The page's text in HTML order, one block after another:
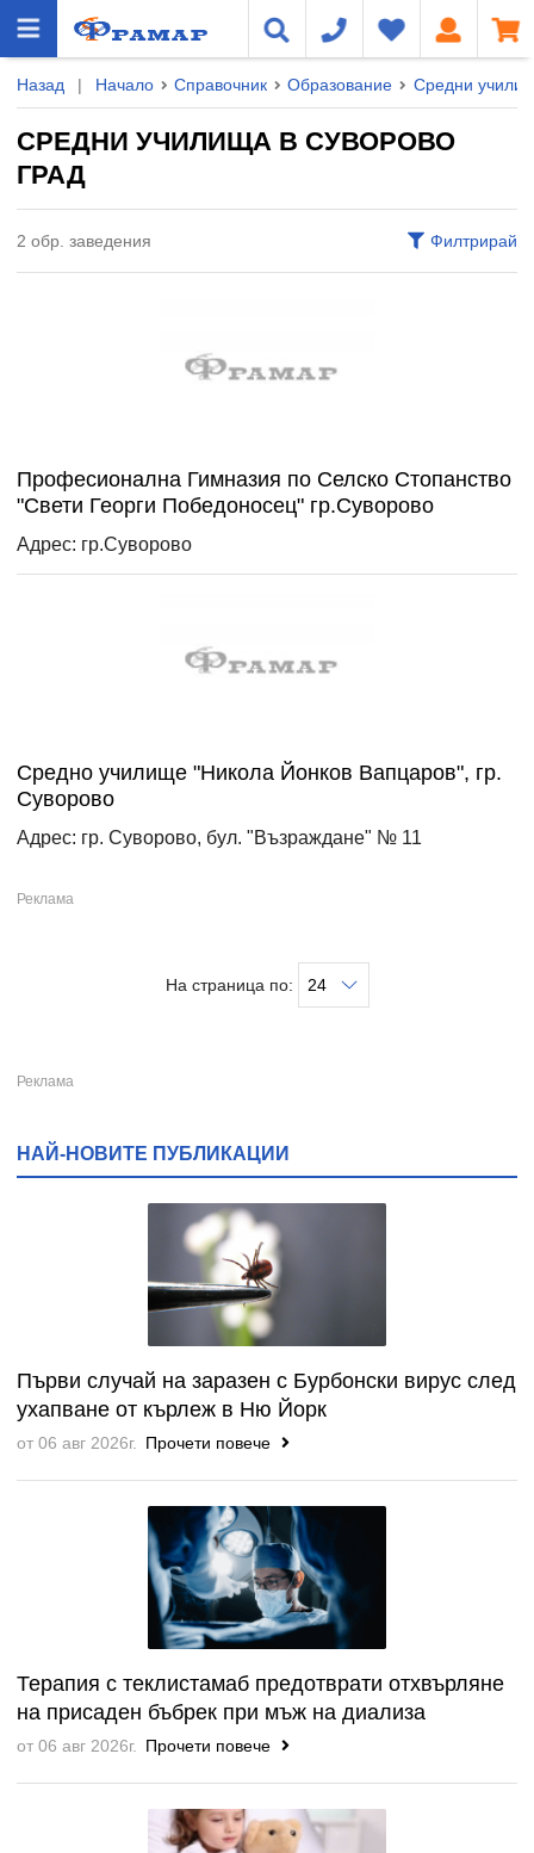
Назад | Начало Справочник Образование Средни
СРЕДНИ УЧИЛИЩА В СУВОРОВО
ГРАД
2 обр. заведения Филтрирай
Професионална Гимназия по Селско Стопанство
"Свети Георги Победоносец" гр.Суворово
Адрес: гр.Суворово
Средно училище "Никола Йонков Вапцаров", гр.
Суворово
Адрес: гр. Суворово, бул. "Възраждане" № 11
На страница по:
НАЙ-НОВИТЕ ПУБЛИКАЦИИ
Първи случай на заразен с Бурбонски вирус след
ухапване от кърлеж в Ню Йорк
от 06 авг 2026г. Прочети повече
Терапия с теклистамаб предотврати отхвърляне
на присаден бъбрек при мъж на диализа
от 06 авг 2026г. Прочети повече